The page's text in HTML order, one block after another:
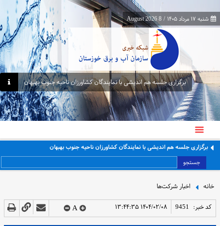
شنبه ۱۷ مرداد ۱۴۰۵ /
8 August 2026
برگزاری جلسه هم اندیشی با نمایندگان کشاورزان ناحیه جنوب بهبهان
برگزاری جلسه هم اندیشی با نمایندگان کشاورزان ناحیه جنوب بهبهان
جستجو
خانه اخبار شرکت‌ها
کد خبر: 9451 ۱۴۰۴/۰۲/۰۸ ۱۳:۴۴:۳۵ A